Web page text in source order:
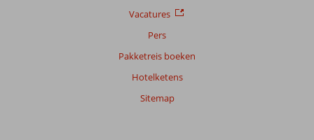
Vacatures
Pers
Pakketreis boeken
Hotelketens
Sitemap